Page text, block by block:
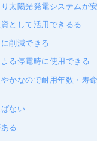
太陽光発電システムが
として活用できるる
削減できる
る停電時に使用できる
かなので耐用年数・寿
ない
る